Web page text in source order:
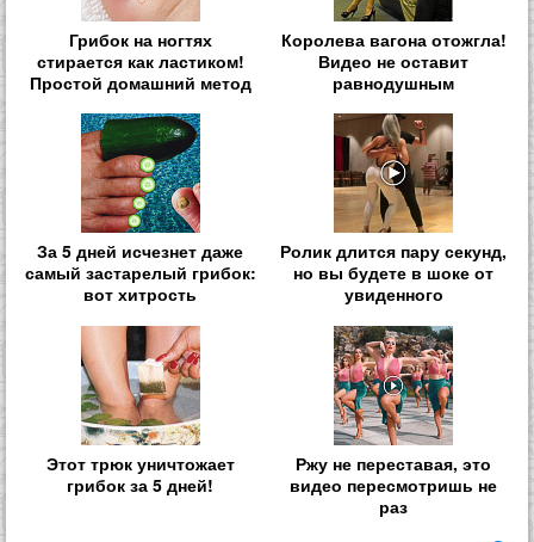
Грибок на ногтях
стирается как ластиком!
Простой домашний метод
Королева вагона отожгла!
Видео не оставит
равнодушным
За 5 дней исчезнет даже
самый застарелый грибок:
вот хитрость
Ролик длится пару секунд,
но вы будете в шоке от
увиденного
Этот трюк уничтожает
грибок за 5 дней!
Ржу не переставая, это
видео пересмотришь не
раз